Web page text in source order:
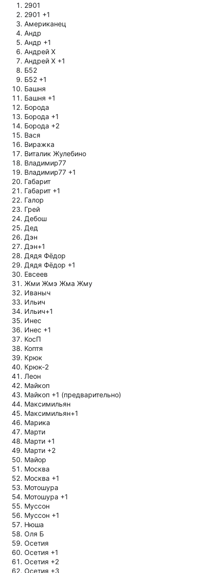
2901
2901 +1
Американец
Андр
Андр +1
Андрей Х
Андрей Х +1
Б52
Б52 +1
Башня
Башня +1
Борода
Борода +1
Борода +2
Вася
Виражка
Виталик Жулебино
Владимир77
Владимир77 +1
Габарит
Габарит +1
Галор
Грей
Дебош
Дед
Дэн
Дэн+1
Дядя Фёдор
Дядя Фёдор +1
Евсеев
Жми Жмэ Жма Жму
Иваныч
Ильич
Ильич+1
Инес
Инес +1
КосП
Коптя
Крюк
Крюк-2
Леон
Майкоп
Майкоп +1 (предварительно)
Максимильян
Максимильян+1
Марика
Марти
Марти +1
Марти +2
Майор
Москва
Москва +1
Мотошура
Мотошура +1
Муссон
Муссон +1
Нюша
Оля Б
Осетия
Осетия +1
Осетия +2
Осетия +3